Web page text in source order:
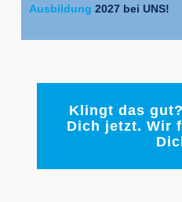
Ausbildung 2027 bei UNS!
Klingt das
Dich jetzt. Wir